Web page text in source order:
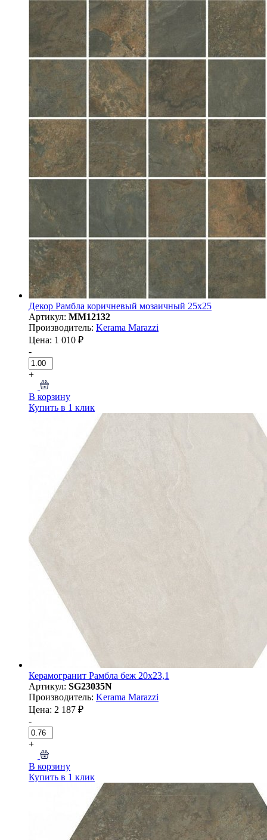
Декор Рамбла коричневый мозаичный 25x25
Артикул: MM12132
Производитель: Kerama Marazzi
Цена: 1 010 ₽
-
+
В корзину
Купить в 1 клик
Керамогранит Рамбла беж 20x23,1
Артикул: SG23035N
Производитель: Kerama Marazzi
Цена: 2 187 ₽
-
+
В корзину
Купить в 1 клик